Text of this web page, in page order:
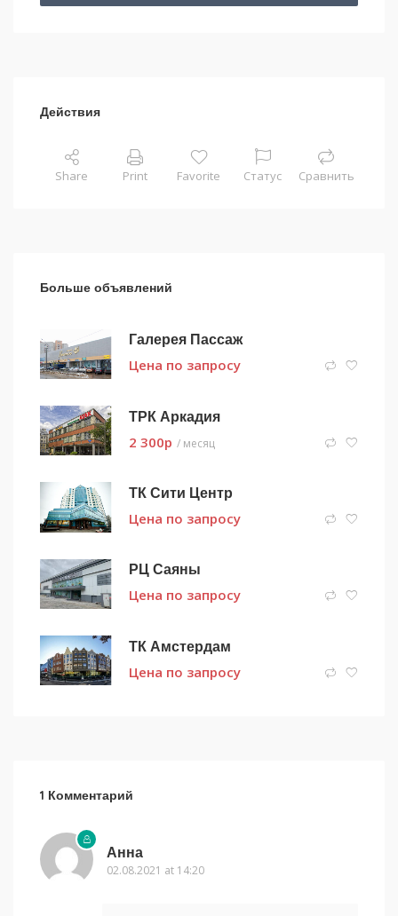
Действия
Share Print Favorite Статус Сравнить
Больше объявлений
Галерея Пассаж
Цена по запросу
ТРК Аркадия
2 300p / месяц
ТК Сити Центр
Цена по запросу
РЦ Саяны
Цена по запросу
ТК Амстердам
Цена по запросу
1 Комментарий
Анна
02.08.2021 at 14:20